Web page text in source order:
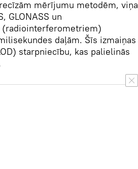
mērījumu metodēm, viņa
GLONASS un
(radiointerferometriem)
daļām. Šīs izmaiņas
starpniecību, kas palielinās